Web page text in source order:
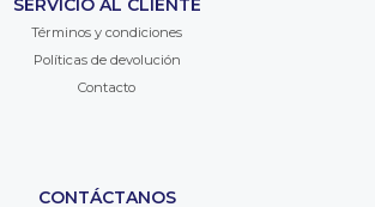
SERVICIO AL CLIENTE
Términos y condiciones
Políticas de devolución
Contacto
CONTÁCTANOS